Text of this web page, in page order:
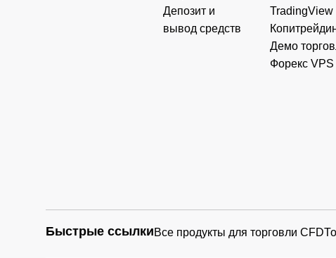
Депозит и
вывод средств
TradingView
Демо
Форекс VPS
Быстрые ссылкиВсе продукты для торговли CFD